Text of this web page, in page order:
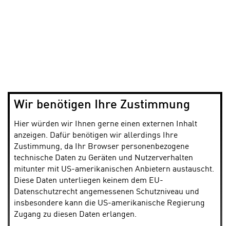
Wir benötigen Ihre Zustimmung
Hier würden wir Ihnen gerne einen externen Inhalt
anzeigen. Dafür benötigen wir allerdings Ihre
Zustimmung, da Ihr Browser personenbezogene
technische Daten zu Geräten und Nutzerverhalten
mitunter mit US-amerikanischen Anbietern austauscht.
Diese Daten unterliegen keinem dem EU-
Datenschutzrecht angemessenen Schutzniveau und
insbesondere kann die US-amerikanische Regierung
Zugang zu diesen Daten erlangen.